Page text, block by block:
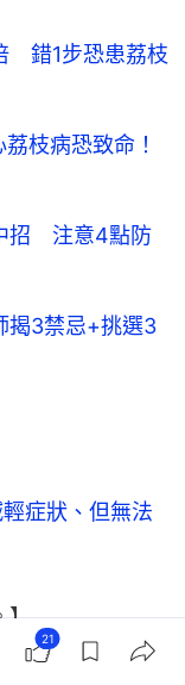
錯1步恐患荔枝
枝病恐致命！
招 注意4點防
揭3禁忌+挑選3
症狀、但無法
】
21